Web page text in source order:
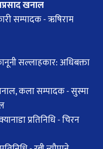
खनाल
सम्पादक - ऋषिराम
सल्लाहकार: अधिबक्ता
कला सम्पादक - सुस्मा
प्रतिनिधि - चिरन